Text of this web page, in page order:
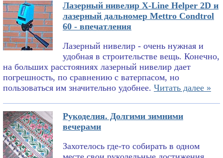
Лазерный нивелир X-Line Helper 2D и
лазерный дальномер Mettro Condtrol
60 - впечатления
Лазерный нивелир - очень нужная и
удобная в строительстве вещь. Конечно,
на больших расстояниях лазерный нивелир дает
погрешность, по сравнению с ватерпасом, но
пользоваться им значительно удобнее. Читать далее »
Рукоделия. Долгими зимними
вечерами
Захотелось где-то собирать в одном